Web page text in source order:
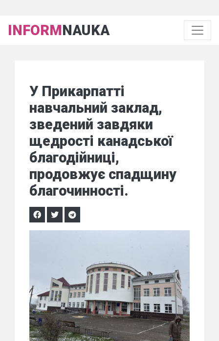
INFORMNAUKA
У Прикарпатті
навчальний заклад,
зведений завдяки
щедрості канадської
благодійниці,
продовжує спадщину
благочинності.